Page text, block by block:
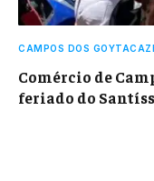
CAMPOS DOS
Comércio de
feriado do